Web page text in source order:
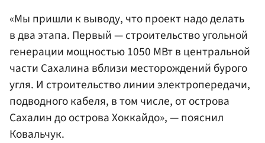
«Мы пришли к выводу, что проект надо делать
в два этапа. Первый — строительство угольной
генерации мощностью 1050 МВт в центральной
части Сахалина вблизи месторождений бурого
угля. И строительство линии электропередачи,
подводного кабеля, в том числе, от острова
Сахалин до острова Хоккайдо», — пояснил
Ковальчук.